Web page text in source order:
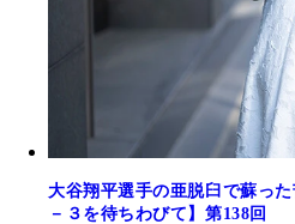
大谷翔平選手の亜脱臼で蘇っ
－３を待ちわびて】第138回